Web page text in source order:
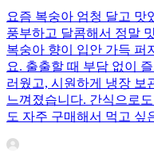
요즘 복숭아 엄청 달고 맛
풍부하고 달콤해서 정말
복숭아 향이 입안 가득 퍼
요. 출출할 때 부담 없이
러웠고, 시원하게 냉장 보
느껴졌습니다. 간식으로
도 자주 구매해서 먹고 싶